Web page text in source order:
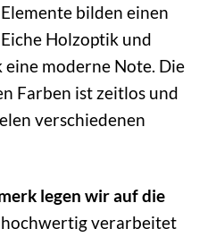
bilden einen
Holzoptik und
moderne Note. Die
Farben ist zeitlos und
verschiedenen
legen wir auf die
verarbeitet